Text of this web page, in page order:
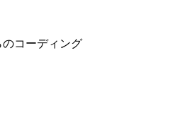
コーディング